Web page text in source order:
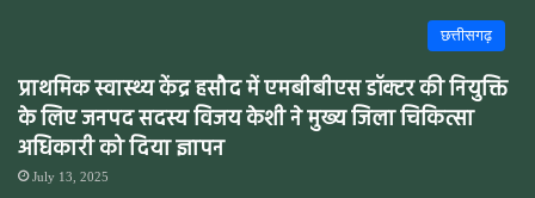
छत्तीसगढ़
प्राथमिक स्वास्थ्य केंद्र हसौद में एमबीबीएस डॉक्टर की नियुक्ति
के लिए जनपद सदस्य विजय केशी ने मुख्य जिला चिकित्सा
अधिकारी को दिया ज्ञापन
July 13, 2025